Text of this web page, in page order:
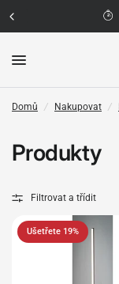
Domů / Nakupovat /
Produkty
Filtrovat a třídit
Ušetřete 19%